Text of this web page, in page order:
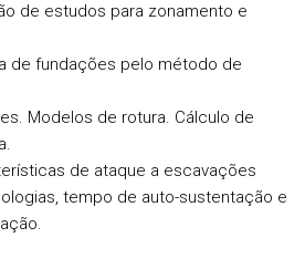
de estudos para zonamento e
de fundações pelo método de
Modelos de rotura. Cálculo de
de ataque a escavações
tempo de auto-sustentação e